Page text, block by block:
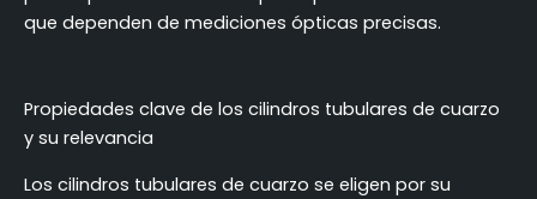
que dependen de mediciones ópticas precisas.
Propiedades clave de los cilindros tubulares de cuarzo
y su relevancia
Los cilindros tubulares de cuarzo se eligen por su